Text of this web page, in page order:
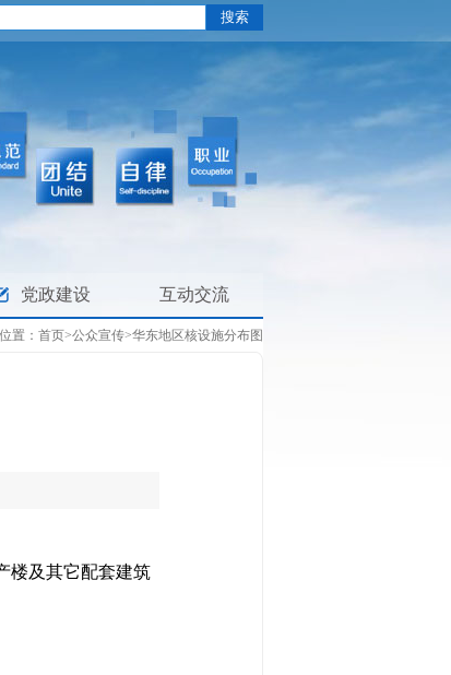
党政建设 互动交流
置： 首页>公众宣传>华东地区核设施分布图
楼及其它配套建筑